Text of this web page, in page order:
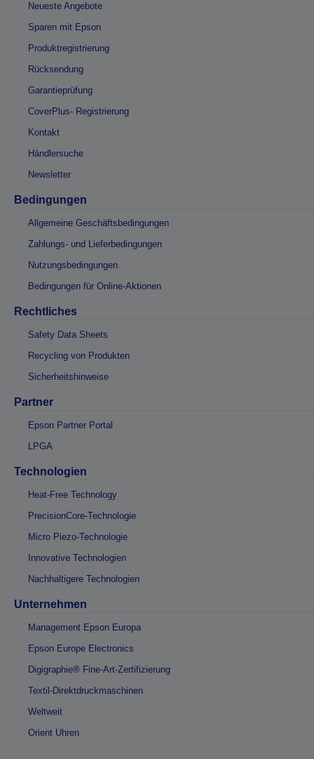
Neueste Angebote
Sparen mit Epson
Produktregistrierung
Rücksendung
Garantieprüfung
CoverPlus- Registrierung
Kontakt
Händlersuche
Newsletter
Bedingungen
Allgemeine Geschäftsbedingungen
Zahlungs- und Lieferbedingungen
Nutzungsbedingungen
Bedingungen für Online-Aktionen
Rechtliches
Safety Data Sheets
Recycling von Produkten
Sicherheitshinweise
Partner
Epson Partner Portal
LPGA
Technologien
Heat-Free Technology
PrecisionCore-Technologie
Micro Piezo-Technologie
Innovative Technologien
Nachhaltigere Technologien
Unternehmen
Management Epson Europa
Epson Europe Electronics
Digigraphie® Fine-Art-Zertifizierung
Textil-Direktdruckmaschinen
Weltweit
Orient Uhren